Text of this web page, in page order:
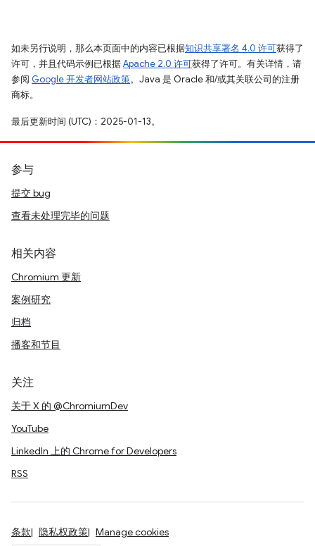
如未另行说明，那么本页面中的内容已根据知识共享署名 4.0 许可获得了
许可，并且代码示例已根据Apache 2.0 许可获得了许可。有关详情，请
参阅 Google 开发者网站政策。Java 是 Oracle 和/或其关联公司的注册
商标。
最后更新时间 (UTC)：2025-01-13。
参与
提交 bug
查看未处理完毕的问题
相关内容
Chromium 更新
案例研究
归档
播客和节目
关注
关于 X 的 @ChromiumDev
YouTube
LinkedIn 上的 Chrome for Developers
RSS
条款 隐私权政策 Manage cookies